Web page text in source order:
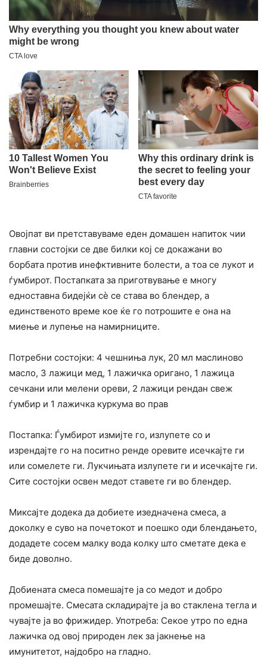
Овојпат ви претставуваме еден домашен напиток чии
главни состојки се две билки кој се докажани во
борбата против инефктивните болести, а тоа се лукот и
ѓумбирот. Постапката за приготвување е многу
едноставна бидејќи сè се става во блендер, а
единственото време кое ќе го потрошите е она на
миење и лупење на намирниците.
Потребни состојки: 4 чешниња лук, 20 мл маслиново
масло, 3 лажици мед, 1 лажичка оригано, 1 лажица
сечкани или мелени ореви, 2 лажици рендан свеж
ѓумбир и 1 лажичка куркума во прав
Постапка: Ѓумбирот измијте го, излупете со и
изрендајте го на поситно ренде оревите исечкајте ги
или сомелете ги. Лукчињата излупете ги и исечкајте ги.
Сите состојки освен медот ставете ги во блендер.
Миксајте додека да добиете изедначена смеса, а
доколку е суво на почетокот и поешко оди блендањето,
додадете сосем малку вода колку што сметате дека е
биде доволно.
Добиената смеса помешајте ја со медот и добро
промешајте. Смесата складирајте ја во стаклена тегла и
чувајте ја во фрижидер. Употреба: Секое утро по една
лажичка од овој природен лек за јакнење на
имунитетот, најдобро на гладно.